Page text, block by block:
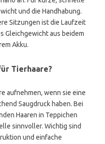
und die Handhabung.
Sitzungen ist die Laufzeit
Gleichgewicht aus beidem
Akku.
Tierhaare?
aufnehmen, wenn sie eine
Saugdruck haben. Bei
Haaren in Teppichen
sinnvoller. Wichtig sind
und einfache